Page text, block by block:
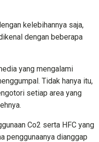
kelebihannya saja,
dengan beberapa
yang mengalami
Tidak hanya itu,
setiap area yang
Co2 serta HFC yang
penggunaanya dianggap